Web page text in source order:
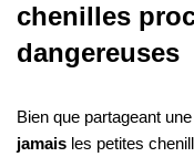
chenilles
dangereuses
Bien que partageant
jamais les petites